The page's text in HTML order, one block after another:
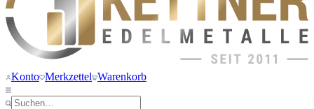
Konto Merkzettel Warenkorb